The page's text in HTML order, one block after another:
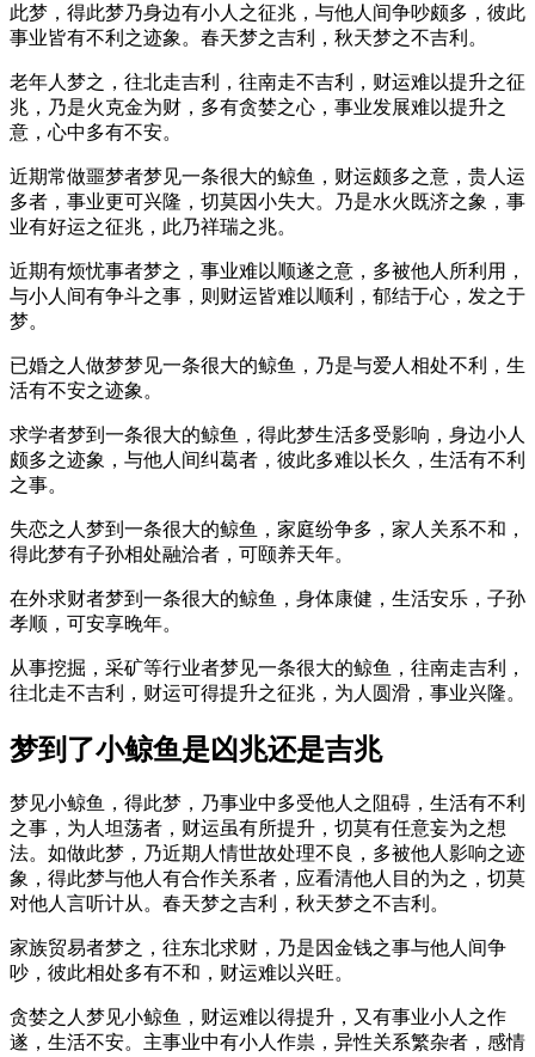
此梦，得此梦乃身边有小人之征兆，与他人间争吵颇多，彼此
事业皆有不利之迹象。春天梦之吉利，秋天梦之不吉利。
老年人梦之，往北走吉利，往南走不吉利，财运难以提升之征
兆，乃是火克金为财，多有贪婪之心，事业发展难以提升之
意，心中多有不安。
近期常做噩梦者梦见一条很大的鲸鱼，财运颇多之意，贵人运
多者，事业更可兴隆，切莫因小失大。乃是水火既济之象，事
业有好运之征兆，此乃祥瑞之兆。
近期有烦忧事者梦之，事业难以顺遂之意，多被他人所利用，
与小人间有争斗之事，则财运皆难以顺利，郁结于心，发之于
梦。
已婚之人做梦梦见一条很大的鲸鱼，乃是与爱人相处不利，生
活有不安之迹象。
求学者梦到一条很大的鲸鱼，得此梦生活多受影响，身边小人
颇多之迹象，与他人间纠葛者，彼此多难以长久，生活有不利
之事。
失恋之人梦到一条很大的鲸鱼，家庭纷争多，家人关系不和，
得此梦有子孙相处融洽者，可颐养天年。
在外求财者梦到一条很大的鲸鱼，身体康健，生活安乐，子孙
孝顺，可安享晚年。
从事挖掘，采矿等行业者梦见一条很大的鲸鱼，往南走吉利，
往北走不吉利，财运可得提升之征兆，为人圆滑，事业兴隆。
梦到了小鲸鱼是凶兆还是吉兆
梦见小鲸鱼，得此梦，乃事业中多受他人之阻碍，生活有不利
之事，为人坦荡者，财运虽有所提升，切莫有任意妄为之想
法。如做此梦，乃近期人情世故处理不良，多被他人影响之迹
象，得此梦与他人有合作关系者，应看清他人目的为之，切莫
对他人言听计从。春天梦之吉利，秋天梦之不吉利。
家族贸易者梦之，往东北求财，乃是因金钱之事与他人间争
吵，彼此相处多有不和，财运难以兴旺。
贪婪之人梦见小鲸鱼，财运难以得提升，又有事业小人之作
遂，生活不安。主事业中有小人作祟，异性关系繁杂者，感情